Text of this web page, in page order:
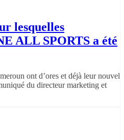
lesquelles
ALL SPORTS a été
ont d’ores et déjà leur nouvel
du directeur marketing et